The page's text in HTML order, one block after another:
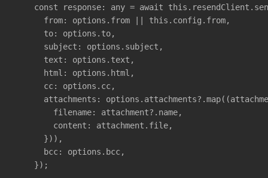
const response: any = await
      from: options.from || this.config.from,
      to: options.to,
      subject: options.subject,
      text: options.text,
      html: options.html,
      cc: options.cc,
attachments:
        filename: attachment?.name,
        content: attachment.file,
      })),
      bcc: options.bcc,
    });